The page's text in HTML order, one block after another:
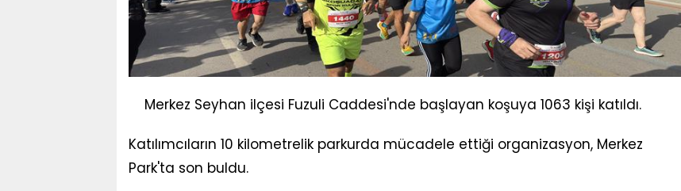
Merkez Seyhan ilçesi Fuzuli Caddesi'nde başlayan koşuya 1063 kişi katıldı.
Katılımcıların 10 kilometrelik parkurda mücadele ettiği organizasyon, Merkez
Park'ta son buldu.